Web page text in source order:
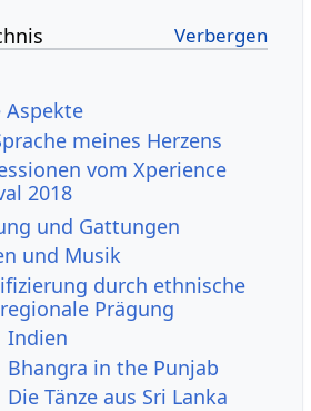
Aspekte
meines Herzens
vom Xperience
2018
und Gattungen
und Musik
durch ethnische
Prägung
Indien
Bhangra in the Punjab
Die Tänze aus Sri Lanka